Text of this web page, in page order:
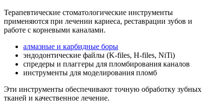
Терапевтические стоматологические инструменты
применяются при лечении кариеса, реставрации зубов и
работе с корневыми каналами.
алмазные и карбидные боры
эндодонтические файлы (K-files, H-files, NiTi)
спредеры и плаггеры для пломбирования каналов
инструменты для моделирования пломб
Эти инструменты обеспечивают точную обработку зубных
тканей и качественное лечение.